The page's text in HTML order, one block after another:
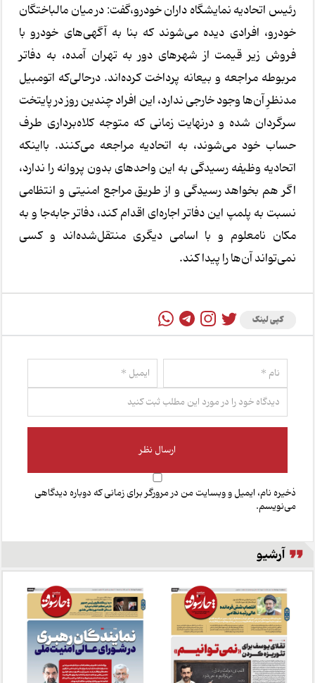
رئیس اتحادیه نمایشگاه داران خودرو،گفت: در میان مالباختگان
خودرو، افرادی دیده می‌شوند که بنا به آگهی‌های خودرو با
فروش زیر قیمت از شهرهای دور به تهران آمده، به دفاتر
مربوطه مراجعه و بیعانه پرداخت کرده‌اند. درحالی‌که اتومبیل
مدنظرِ آن‌ها وجود خارجی ندارد، این افراد چندین روز در پایتخت
سرگردان شده و درنهایت زمانی که متوجه کلاه‌برداری طرف
حساب خود می‌شوند، به اتحادیه مراجعه می‌کنند. بااینکه
اتحادیه وظیفه رسیدگی به این واحدهای بدون پروانه را ندارد،
اگر هم بخواهد رسیدگی و از طریق مراجع امنیتی و انتظامی
نسبت به پلمپ این دفاتر اجاره‌ای اقدام کند، دفاتر جابه‌جا و به
مکان نامعلوم و با اسامی دیگری منتقل‌شده‌اند و کسی
نمی‌تواند آن‌ها را پیدا کند.
کپی لینک
ذخیره نام، ایمیل و وبسایت من در مرورگر برای زمانی که دوباره دیدگاهی
می‌نویسم.
آرشیو